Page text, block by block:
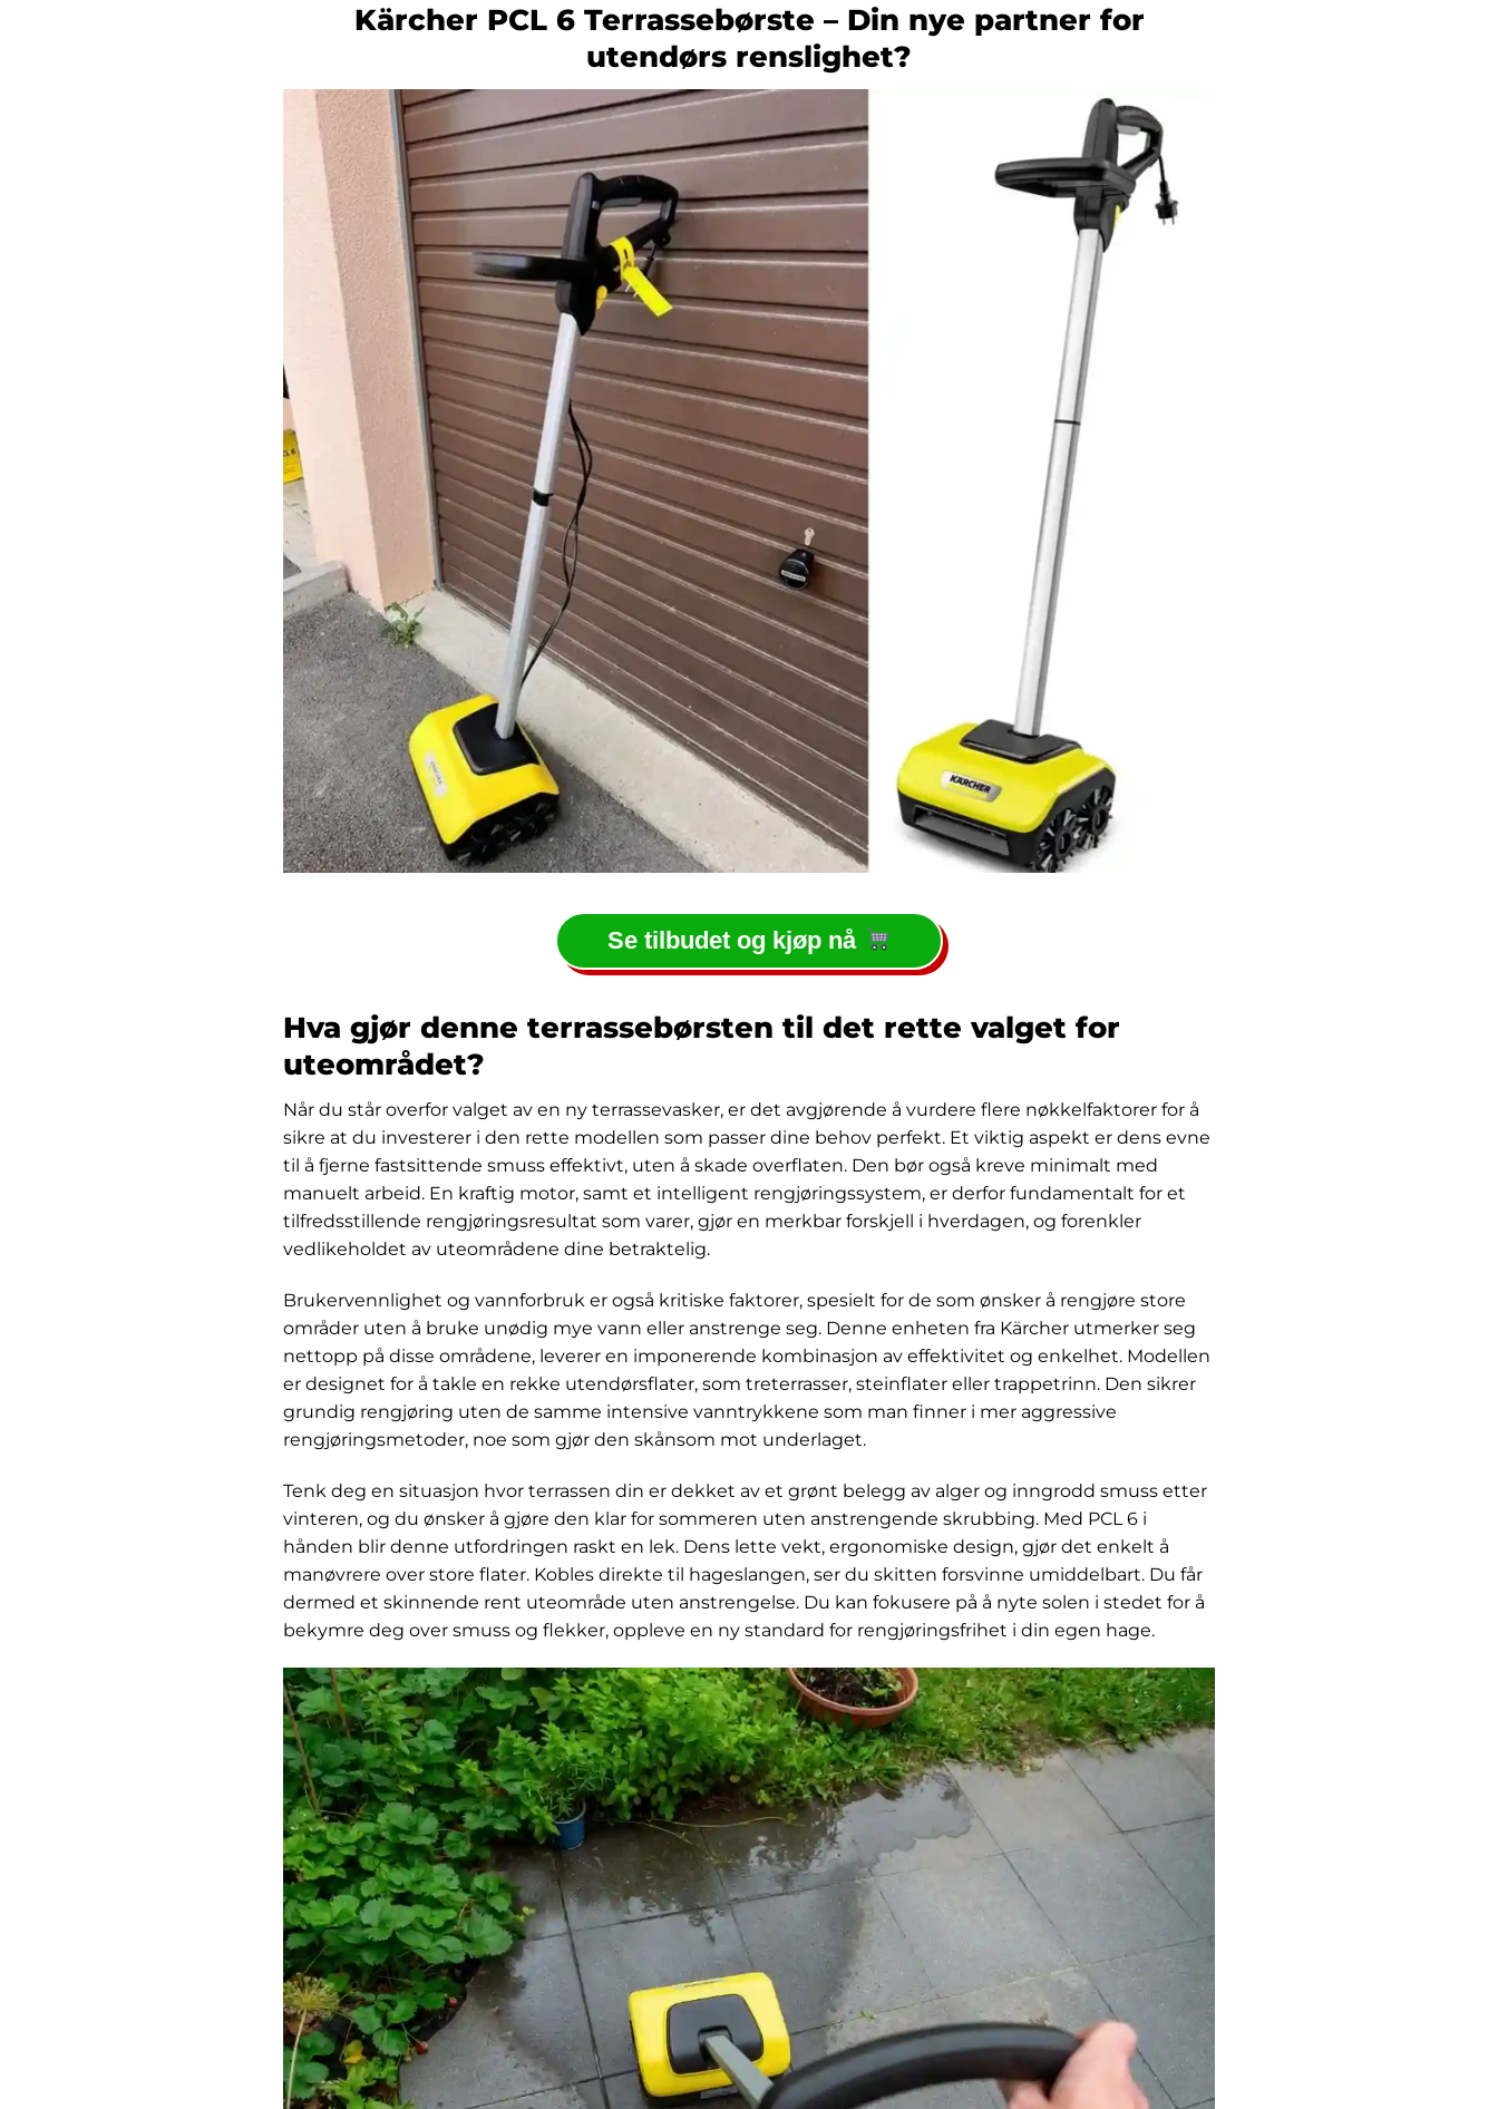
Kärcher PCL 6 Terrassebørste – Din nye partner for
utendørs renslighet?
Se tilbudet og kjøp nå
Hva gjør denne terrassebørsten til det rette valget for
uteområdet?
Når du står overfor valget av en ny terrassevasker, er det avgjørende å vurdere flere nøkkelfaktorer for å
sikre at du investerer i den rette modellen som passer dine behov perfekt. Et viktig aspekt er dens evne
til å fjerne fastsittende smuss effektivt, uten å skade overflaten. Den bør også kreve minimalt med
manuelt arbeid. En kraftig motor, samt et intelligent rengjøringssystem, er derfor fundamentalt for et
tilfredsstillende rengjøringsresultat som varer, gjør en merkbar forskjell i hverdagen, og forenkler
vedlikeholdet av uteområdene dine betraktelig.
Brukervennlighet og vannforbruk er også kritiske faktorer, spesielt for de som ønsker å rengjøre store
områder uten å bruke unødig mye vann eller anstrenge seg. Denne enheten fra Kärcher utmerker seg
nettopp på disse områdene, leverer en imponerende kombinasjon av effektivitet og enkelhet. Modellen
er designet for å takle en rekke utendørsflater, som treterrasser, steinflater eller trappetrinn. Den sikrer
grundig rengjøring uten de samme intensive vanntrykkene som man finner i mer aggressive
rengjøringsmetoder, noe som gjør den skånsom mot underlaget.
Tenk deg en situasjon hvor terrassen din er dekket av et grønt belegg av alger og inngrodd smuss etter
vinteren, og du ønsker å gjøre den klar for sommeren uten anstrengende skrubbing. Med PCL 6 i
hånden blir denne utfordringen raskt en lek. Dens lette vekt, ergonomiske design, gjør det enkelt å
manøvrere over store flater. Kobles direkte til hageslangen, ser du skitten forsvinne umiddelbart. Du får
dermed et skinnende rent uteområde uten anstrengelse. Du kan fokusere på å nyte solen i stedet for å
bekymre deg over smuss og flekker, oppleve en ny standard for rengjøringsfrihet i din egen hage.